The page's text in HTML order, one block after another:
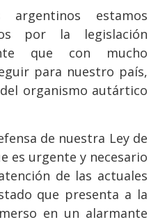
estamos
por la legislación
que con mucho
para nuestro país,
organismo autártico
de nuestra Ley de
es urgente y necesario
de las actuales
que presenta a la
en un alarmante